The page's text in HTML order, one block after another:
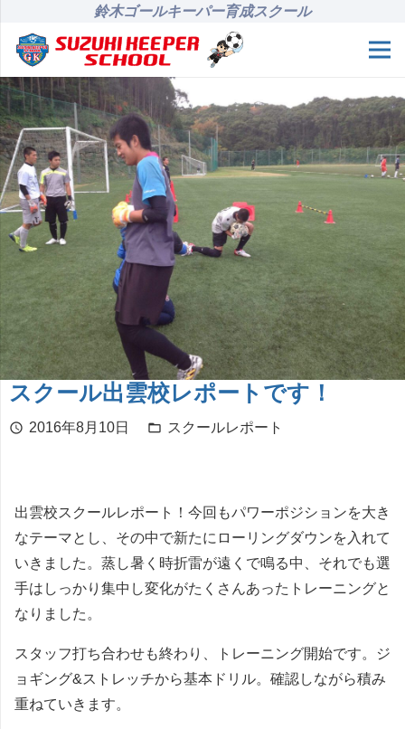
鈴木ゴールキーパー育成スクール
スクール出雲校レポートです！
schedule 2016年8月10日 folder_open スクールレポート
出雲校スクールレポート！今回もパワーポジションを大き
なテーマとし、その中で新たにローリングダウンを入れて
いきました。蒸し暑く時折雷が遠くで鳴る中、それでも選
手はしっかり集中し変化がたくさんあったトレーニングと
なりました。
スタッフ打ち合わせも終わり、トレーニング開始です。ジ
ョギング&ストレッチから基本ドリル。確認しながら積み
重ねていきます。